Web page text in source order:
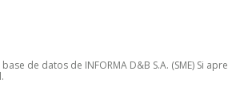
de datos de INFORMA D&B S.A. (SME)